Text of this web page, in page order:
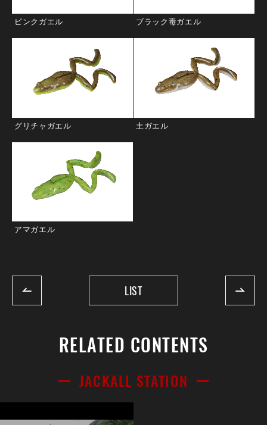
ピンクガエル ブラック毒ガエル
グリチャガエル 土ガエル
アマガエル
LIST
RELATED CONTENTS
JACKALL STATION